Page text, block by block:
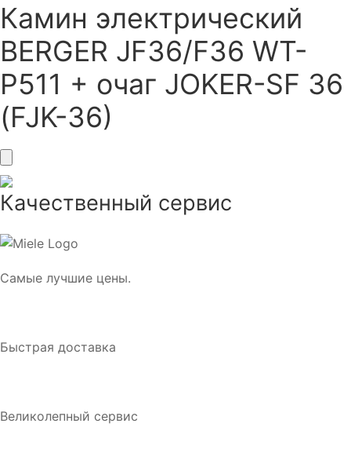
Камин электрический
BERGER JF36/F36 WT-
P511 + очаг JOKER-SF 36
(FJK-36)
Качественный сервис
Самые лучшие цены.
Быстрая доставка
Великолепный сервис